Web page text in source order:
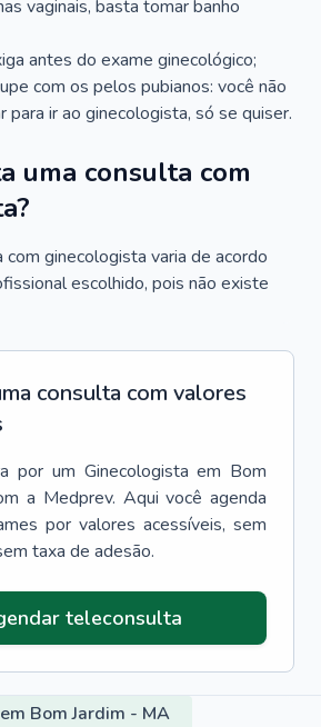
vaginais, basta tomar banho
antes do exame ginecológico;
com os pelos pubianos: você não
para ir ao ginecologista, só se quiser.
uma consulta com
ginecologista varia de acordo
escolhido, pois não existe
consulta com valores
por um Ginecologista em Bom
a Medprev. Aqui você agenda
por valores acessíveis, sem
taxa de adesão.
teleconsulta
Bom Jardim - MA